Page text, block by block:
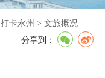
打卡永州 > 文旅概况
分享到：